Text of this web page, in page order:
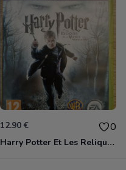
12.90 € 0
Harry Potter Et Les Reliques De La Mort - 1ère Partie Xbox 360